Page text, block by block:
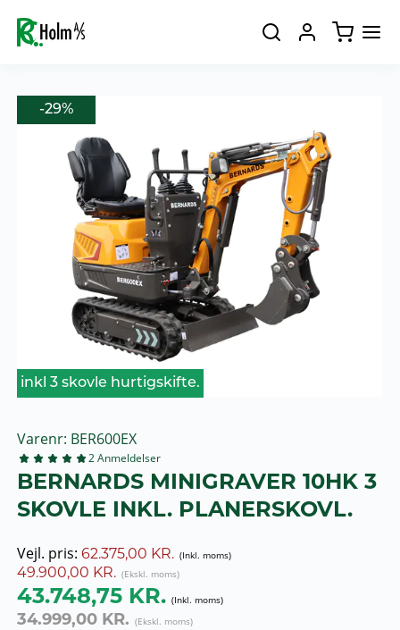
-29%
inkl 3 skovle hurtigskifte.
Varenr BER600EX
2Anmeldelser
BERNARDS MINIGRAVER 10HK 3
SKOVLE INKL. PLANERSKOVL.
43.748,75 KR.
34.999,00 KR.
Vejl. pris: 62.375,00 KR.
49.900,00 KR.